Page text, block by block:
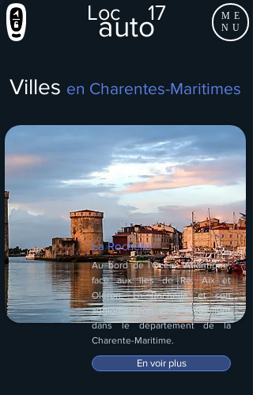
ME
NU
Loc 17
auto
Villes en Charentes-Maritimes
La Rochelle
Au bord de l'Océan Atlantique,
face aux îles de Ré, Aix et
Oléron, La Rochelle et son
agglomération vous accueillent
dans le département de la
Charente-Maritime.
En voir plus